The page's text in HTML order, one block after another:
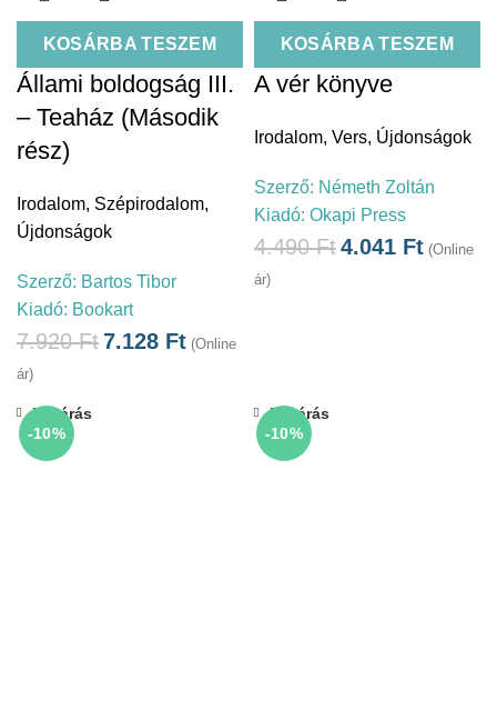
KOSÁRBA TESZEM
Állami boldogság III.
– Teaház (Második
rész)
Irodalom, Szépirodalom,
Újdonságok
Szerző: Bartos Tibor
Kiadó: Bookart
7.920Ft7.128 Ft (Online
ár)
KOSÁRBA TESZEM
A vér könyve
Irodalom, Vers, Újdonságok
Szerző: Németh Zoltán
Kiadó: Okapi Press
4.490Ft4.041 Ft (Online
ár)
-10%
Bezárás
-10%
Bezárás